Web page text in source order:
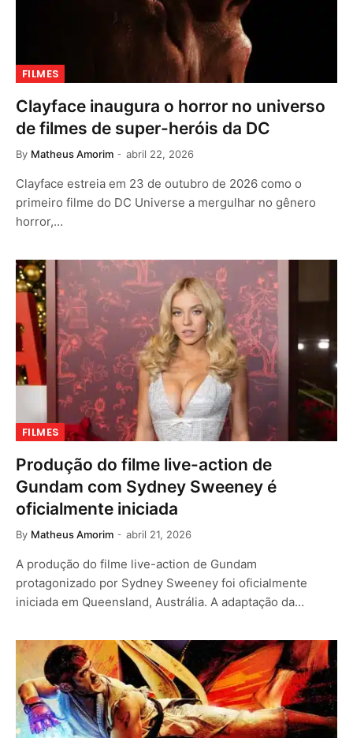
FILMES
Clayface inaugura o horror no universo
de filmes de super-heróis da DC
By Matheus Amorim abril 22, 2026
Clayface estreia em 23 de outubro de 2026 como o
primeiro filme do DC Universe a mergulhar no gênero
horror,…
FILMES
Produção do filme live-action de
Gundam com Sydney Sweeney é
oficialmente iniciada
By Matheus Amorim abril 21, 2026
A produção do filme live-action de Gundam
protagonizado por Sydney Sweeney foi oficialmente
iniciada em Queensland, Austrália. A adaptação da…